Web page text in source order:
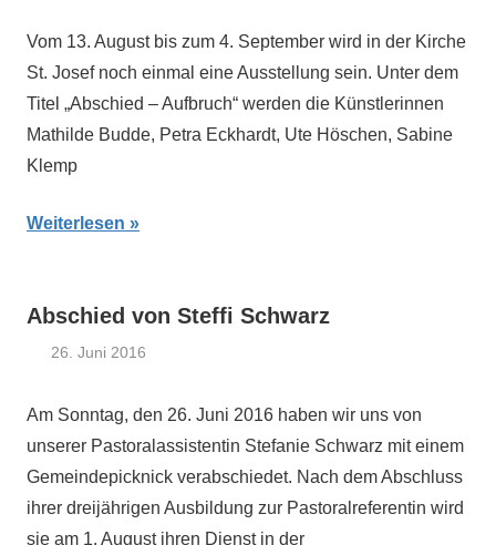
Themann
Vom 13. August bis zum 4. September wird in der Kirche
St. Josef noch einmal eine Ausstellung sein. Unter dem
Titel „Abschied – Aufbruch“ werden die Künstlerinnen
Mathilde Budde, Petra Eckhardt, Ute Höschen, Sabine
Klemp
Weiterlesen
Abschied von Steffi Schwarz
26. Juni 2016
Themann
Allgemein
Am Sonntag, den 26. Juni 2016 haben wir uns von
unserer Pastoralassistentin Stefanie Schwarz mit einem
Gemeindepicknick verabschiedet. Nach dem Abschluss
ihrer dreijährigen Ausbildung zur Pastoralreferentin wird
sie am 1. August ihren Dienst in der